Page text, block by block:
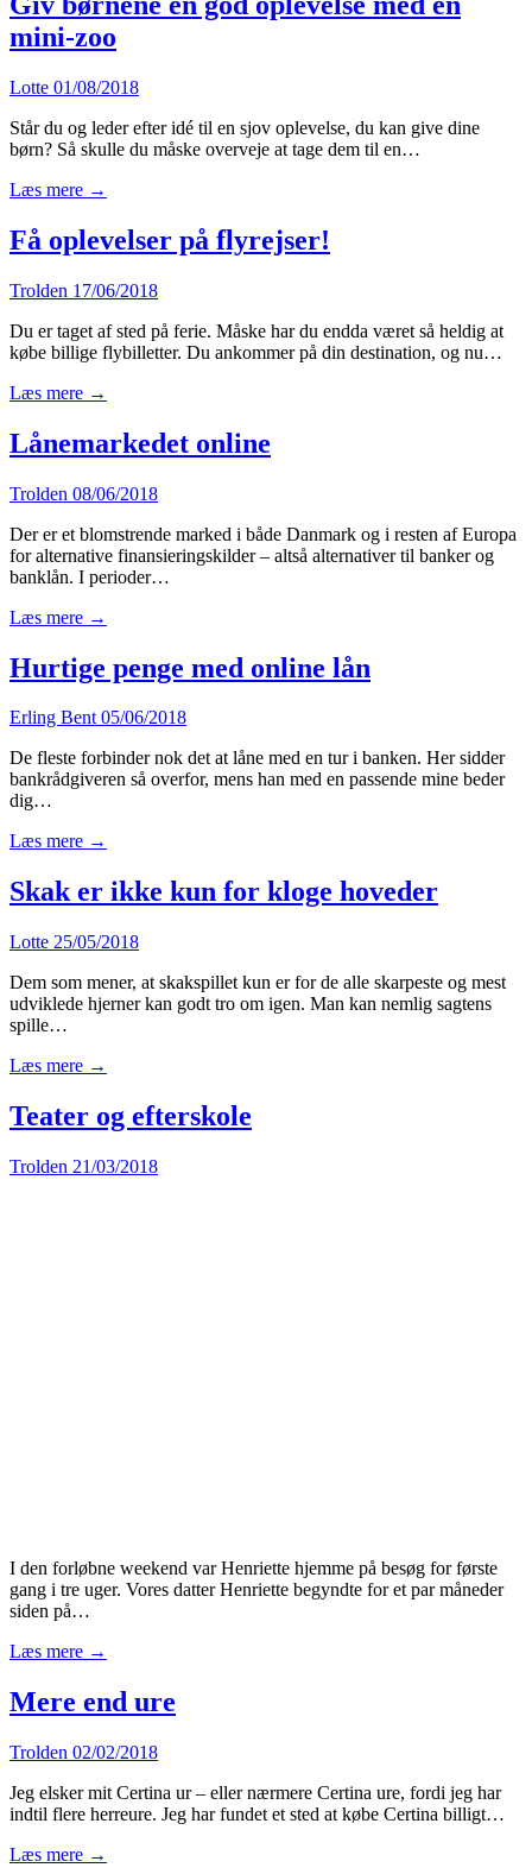
mini-zoo
Lotte 01/08/2018
Står du og leder efter idé til en sjov oplevelse, du kan give dine
børn? Så skulle du måske overveje at tage dem til en…
Læs mere →
Få oplevelser på flyrejser!
Trolden 17/06/2018
Du er taget af sted på ferie. Måske har du endda været så heldig at
købe billige flybilletter. Du ankommer på din destination, og nu…
Læs mere →
Lånemarkedet online
Trolden 08/06/2018
Der er et blomstrende marked i både Danmark og i resten af Europa
for alternative finansieringskilder – altså alternativer til banker og
banklån. I perioder…
Læs mere →
Hurtige penge med online lån
Erling Bent 05/06/2018
De fleste forbinder nok det at låne med en tur i banken. Her sidder
bankrådgiveren så overfor, mens han med en passende mine beder
dig…
Læs mere →
Skak er ikke kun for kloge hoveder
Lotte 25/05/2018
Dem som mener, at skakspillet kun er for de alle skarpeste og mest
udviklede hjerner kan godt tro om igen. Man kan nemlig sagtens
spille…
Læs mere →
Teater og efterskole
Trolden 21/03/2018
I den forløbne weekend var Henriette hjemme på besøg for første
gang i tre uger. Vores datter Henriette begyndte for et par måneder
siden på…
Læs mere →
Mere end ure
Trolden 02/02/2018
Jeg elsker mit Certina ur – eller nærmere Certina ure, fordi jeg har
indtil flere herreure. Jeg har fundet et sted at købe Certina billigt…
Læs mere →